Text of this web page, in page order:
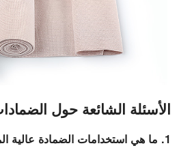
الأسئلة الشائعة حول
1. ما هي استخدامات الضمادة عالية المرونة؟